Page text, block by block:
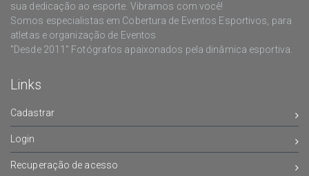
sua dedicação ao esporte. Vibramos com você!
Somos especialistas em Cobertura de Eventos Esportivos, para
atletas e organização de Eventos
"Desde 2011" Fotógrafos apaixonados pela dinâmica esportiva.
Links
Cadastrar
Login
Recuperação de acesso